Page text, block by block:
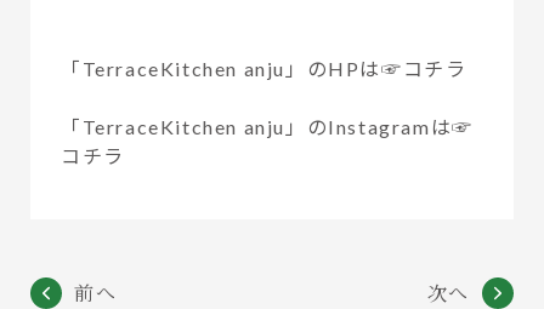
「TerraceKitchen anju」のHPは☞コチラ
「TerraceKitchen anju」のInstagramは☞
コチラ
前へ 次へ